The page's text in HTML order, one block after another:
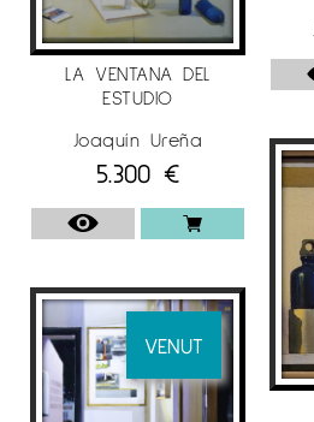
LA VENTANA DEL
ESTUDIO
Joaquín Ureña
5.300 €
VENUT